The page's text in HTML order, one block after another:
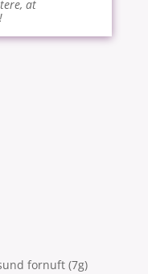
at
fornuft (7g)